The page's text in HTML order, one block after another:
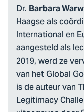
Dr. Barbara
Haagse als
International en
aangesteld als
2019, werd ze
van het Global
is de auteur van
Legitimacy